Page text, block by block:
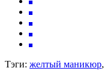
Тэги: желтый маникюр,